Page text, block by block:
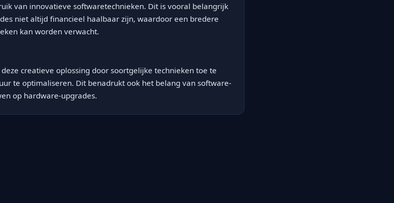
van innovatieve softwaretechnieken. Dit is vooral belangrijk
niet altijd financieel haalbaar zijn, waardoor een bredere
kan worden verwacht.
creatieve oplossing door soortgelijke technieken toe te
te optimaliseren. Dit benadrukt ook het belang van software-
op hardware-upgrades.